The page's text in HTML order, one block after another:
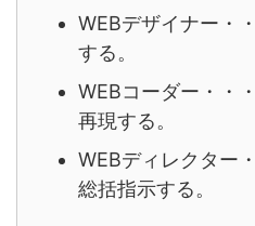
WEBデザイナー・
する。
WEBコーダー・・
再現する。
WEBディレクター
総括指示する。